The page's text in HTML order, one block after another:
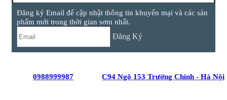
Đăng ký Email để cập nhật thông tin khuyến mại và các sản
phẩm mới trong thời gian sơm nhất.
Đăng Ký
0988999987 C94 Ngõ 153 Trường Chinh - Hà Nội